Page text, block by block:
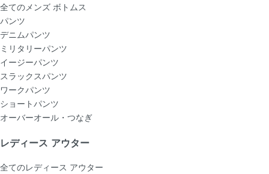
全てのメンズ ボトムス
パンツ
デニムパンツ
ミリタリーパンツ
イージーパンツ
スラックスパンツ
ワークパンツ
ショートパンツ
オーバーオール・つなぎ
レディース アウター
全てのレディース アウター